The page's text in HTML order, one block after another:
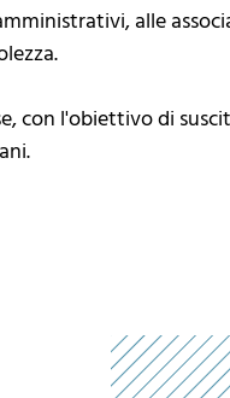
alle
con l'obiettivo di